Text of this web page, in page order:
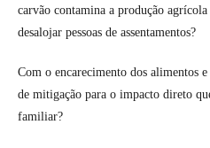
carvão contamina a produção
desalojar pessoas de assentamentos?
Com o encarecimento dos alimentos
de mitigação para o impacto direto
familiar?